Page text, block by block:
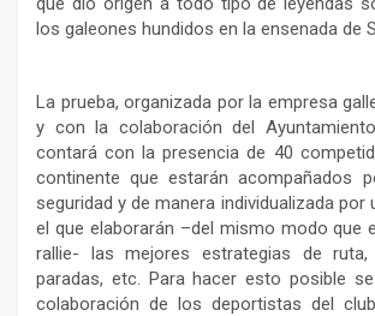
los galeones hundidos en la ensenada de
La prueba, organizada por la empresa
y con la colaboración del
contará con la presencia de 40
continente que estarán acompañados
seguridad y de manera individualizada por
el que elaborarán –del mismo modo que
rallie- las mejores estrategias de ruta,
paradas, etc. Para hacer esto posible
colaboración de los deportistas del